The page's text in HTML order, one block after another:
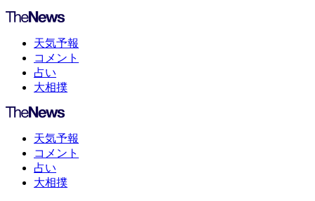
天気予報
コメント
占い
大相撲
天気予報
コメント
占い
大相撲